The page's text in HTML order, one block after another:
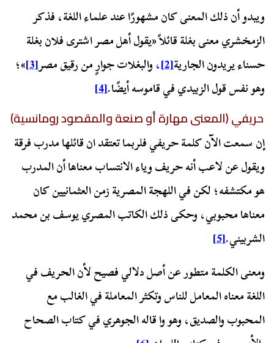
ويبدو أن ذلك المعنى كان مشهورًا عند علماء اللغة، فذكر
الزمخشري معنى بغلة قائلاً «يقول أهل مصر اشترى فلان بغلة
حسناء يريدون الجارية[2] ،والبغلات جوارٍ من رقيق مصر[3] »؛
وهو نفس قول الزبيدي في قاموسه أيضًا.[4]
حريفي (المعنى مهارة أو صنعة والمقصود رومانسية)
إن سمعت الآن كلمة حريفي فلربما تعتقد ان قائلها مدرب فرقة
ويقول عن لاعب أنه حريف وياء الانتساب معناها أن المدرب
هو مكتشفه؛ لكن في اللهجة المصرية زمن العثمانيين كان
معناها محبوبي، وحكى ذلك الكاتب المصري يوسف بن محمد
الشربيني.[5]
ومعنى الكلمة متطور عن أصل دلالي فصيح لأن الحريف في
اللغة معناه المعامل للناس وتكثر المعاملة في الغالب مع
المحبوب والصديق، وهو وا قاله الجوهري في كتاب الصحاح